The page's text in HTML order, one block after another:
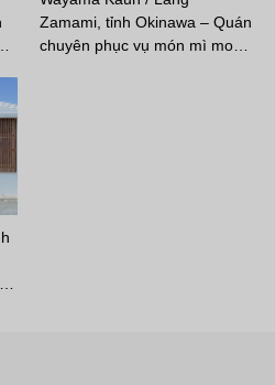
Zamami, tỉnh Okinawa – Quán
chuyên phục vụ món mì mo…